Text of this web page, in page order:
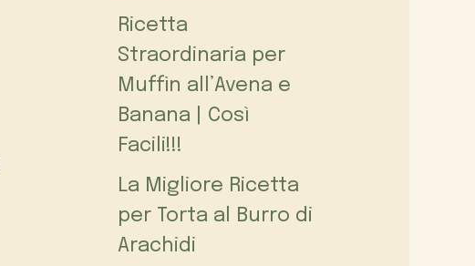
Ricetta
Straordinaria per
Muffin all’Avena e
Banana | Così
Facili!!!
La Migliore Ricetta
per Torta al Burro di
Arachidi